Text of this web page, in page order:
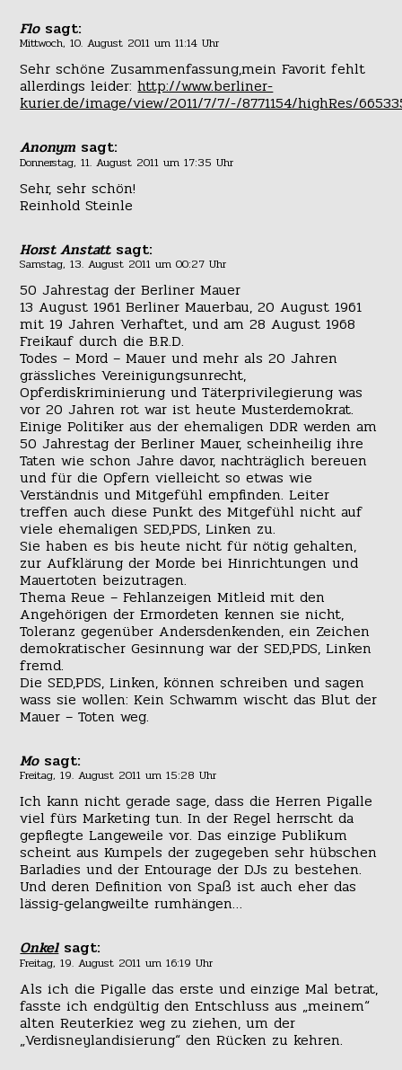
Flo sagt:
Mittwoch, 10. August 2011 um 11:14 Uhr
Sehr schöne Zusammenfassung,mein Favorit fehlt
allerdings leider:http://www.berliner-
kurier.de/image/view/2011/7/7/-/8771154/highRes/
Anonym sagt:
Donnerstag, 11. August 2011 um 17:35 Uhr
Sehr, sehr schön!
Reinhold Steinle
Horst Anstatt sagt:
Samstag, 13. August 2011 um 00:27 Uhr
50 Jahrestag der Berliner Mauer
13 August 1961 Berliner Mauerbau, 20 August 1961
mit 19 Jahren Verhaftet, und am 28 August 1968
Freikauf durch die B.R.D.
Todes – Mord – Mauer und mehr als 20 Jahren
grässliches Vereinigungsunrecht,
Opferdiskriminierung und Täterprivilegierung was
vor 20 Jahren rot war ist heute Musterdemokrat.
Einige Politiker aus der ehemaligen DDR werden am
50 Jahrestag der Berliner Mauer, scheinheilig ihre
Taten wie schon Jahre davor, nachträglich bereuen
und für die Opfern vielleicht so etwas wie
Verständnis und Mitgefühl empfinden. Leiter
treffen auch diese Punkt des Mitgefühl nicht auf
viele ehemaligen SED,PDS, Linken zu.
Sie haben es bis heute nicht für nötig gehalten,
zur Aufklärung der Morde bei Hinrichtungen und
Mauertoten beizutragen.
Thema Reue – Fehlanzeigen Mitleid mit den
Angehörigen der Ermordeten kennen sie nicht,
Toleranz gegenüber Andersdenkenden, ein Zeichen
demokratischer Gesinnung war der SED,PDS, Linken
fremd.
Die SED,PDS, Linken, können schreiben und sagen
wass sie wollen: Kein Schwamm wischt das Blut der
Mauer – Toten weg.
Mo sagt:
Freitag, 19. August 2011 um 15:28 Uhr
Ich kann nicht gerade sage, dass die Herren Pigalle
viel fürs Marketing tun. In der Regel herrscht da
gepflegte Langeweile vor. Das einzige Publikum
scheint aus Kumpels der zugegeben sehr hübschen
Barladies und der Entourage der DJs zu bestehen.
Und deren Definition von Spaß ist auch eher das
lässig-gelangweilte rumhängen…
Onkel sagt:
Freitag, 19. August 2011 um 16:19 Uhr
Als ich die Pigalle das erste und einzige Mal betrat,
fasste ich endgültig den Entschluss aus „meinem“
alten Reuterkiez weg zu ziehen, um der
„Verdisneylandisierung“ den Rücken zu kehren.